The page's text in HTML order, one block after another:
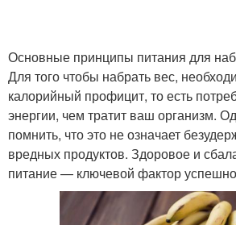
Основные принципы питания для
Для того чтобы набрать вес,
калорийный профицит, то есть
энергии, чем тратит ваш организм.
помнить, что это не означает
вредных продуктов. Здоровое и
питание — ключевой фактор